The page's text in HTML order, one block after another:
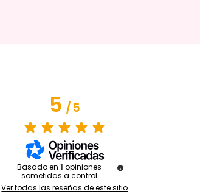
5/5
Basado en 1 opiniones
sometidas a control
Ver todas las reseñas de este sitio